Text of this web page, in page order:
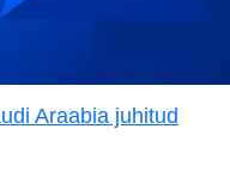
Araabia juhitud